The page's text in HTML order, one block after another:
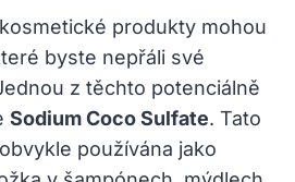
produkty mohou
byste nepřáli své
z těchto potenciálně
Sodium Coco Sulfate. Tato
používána jako